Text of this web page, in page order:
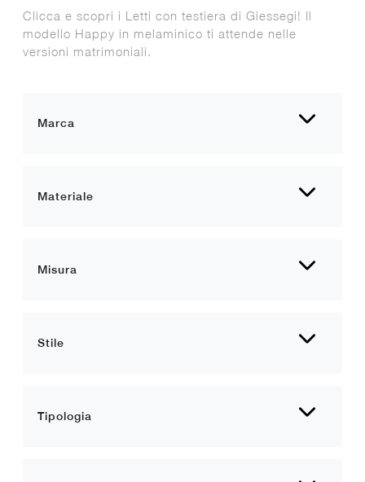
Marca
Materiale
Misura
Stile
Tipologia
Clicca e scopri i Letti con testiera di Giessegi! Il
modello Happy in melaminico ti attende nelle
versioni matrimoniali.